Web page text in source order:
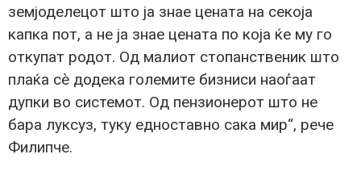
земјоделецот што ја знае цената на секоја
капка пот, а не ја знае цената по која ќе му го
откупат родот. Од малиот стопанственик што
плаќа сè додека големите бизниси наоѓаат
дупки во системот. Од пензионерот што не
бара луксуз, туку едноставно сака мир“, рече
Филипче.